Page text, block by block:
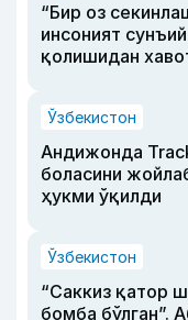
“Бир оз
инсоният
қолишидан
Ўзбекистон
Андижонда
боласини
ҳукми ўқилди
Ўзбекистон
“Саккиз қатор
бомба бўлган”.